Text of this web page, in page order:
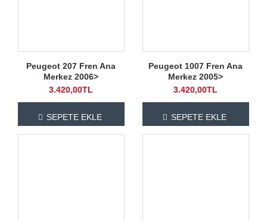
Peugeot 207 Fren Ana
Merkez 2006>
3.420,00TL
SEPETE EKLE
Peugeot 1007 Fren Ana
Merkez 2005>
3.420,00TL
SEPETE EKLE